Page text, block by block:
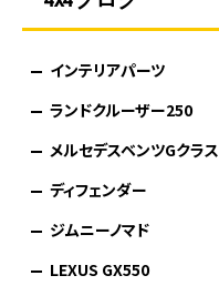
インテリアパーツ
ランドクルーザー250
メルセデスベンツGクラス
ディフェンダー
ジムニーノマド
LEXUS GX550